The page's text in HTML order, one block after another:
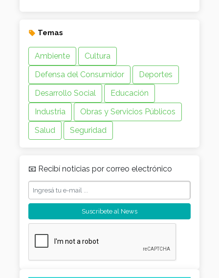
Temas
Ambiente
Cultura
Defensa del Consumidor
Deportes
Desarrollo Social
Educación
Industria
Obras y Servicios Públicos
Salud
Seguridad
📧 Recibí noticias por correo electrónico